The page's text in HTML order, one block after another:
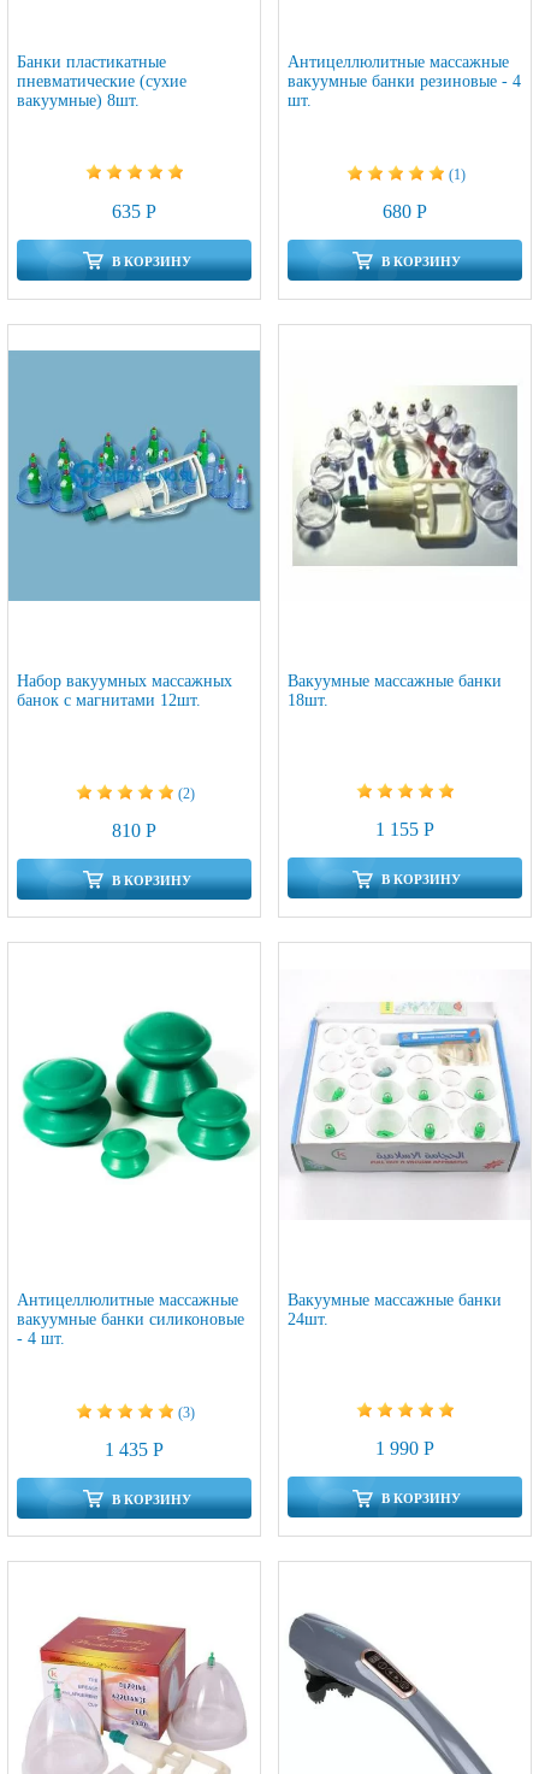
Банки пластикатные
пневматические (сухие
вакуумные) 8шт.
635 Р
В КОРЗИНУ
Антицеллюлитные массажные
вакуумные банки резиновые - 4
шт.
(1)
680 Р
В КОРЗИНУ
Набор вакуумных массажных
банок с магнитами 12шт.
(2)
810 Р
В КОРЗИНУ
Вакуумные массажные банки
18шт.
1 155 Р
В КОРЗИНУ
Антицеллюлитные массажные
вакуумные банки силиконовые
- 4 шт.
(3)
1 435 Р
В КОРЗИНУ
Вакуумные массажные банки
24шт.
1 990 Р
В КОРЗИНУ